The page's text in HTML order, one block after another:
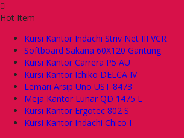
Hot Item
Kursi Kantor Indachi Striv Net III VCR
Softboard Sakana 60X120 Gantung
Kursi Kantor Carrera P5 AU
Kursi Kantor Ichiko DELCA IV
Lemari Arsip Uno UST 8473
Meja Kantor Lunar QD 1475 L
Kursi Kantor Ergotec 802 S
Kursi Kantor Indachi Chico I